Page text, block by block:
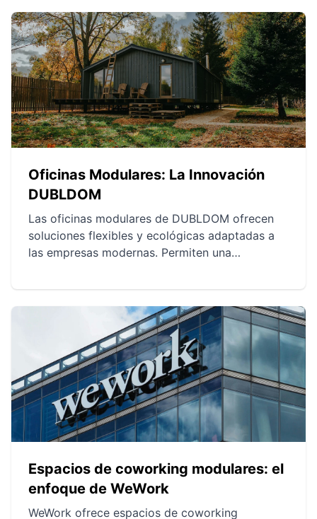
Dymaxion integraba innovaciones como una
estructura ligera de aluminio y una fundación
central, además de sistemas de ventilación
natural y diseño modular. Estas ideas, aunque
poco adoptadas en la época, han influido en
muchos desarrollos arquitectónicos modernos y
ofrecían soluciones a los desafíos actuales de
sostenibilidad y habitabilidad.
Oficinas Modulares: La Innovación
DUBLDOM
Las oficinas modulares de DUBLDOM ofrecen
soluciones flexibles y ecológicas adaptadas a
las empresas modernas. Permiten una
necesidades específicas, reduciendo al mismo
tiempo la huella de carbono. Los estudios de
caso muestran su impacto positivo en la
dinámica de los espacios de trabajo y en la
cultura empresarial.
Espacios de coworking modulares: el
enfoque de WeWork
WeWork ofrece espacios de coworking